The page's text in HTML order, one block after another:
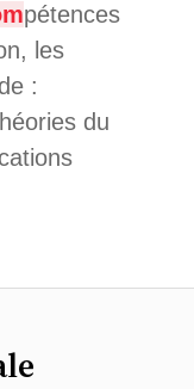
pétences
les
:
du